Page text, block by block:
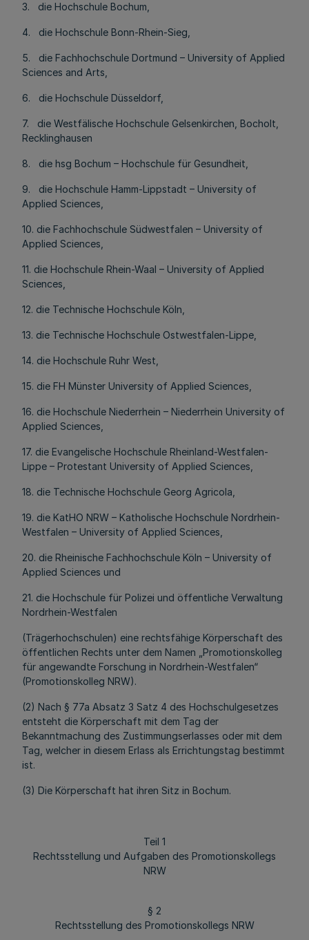
3. die Hochschule Bochum,
4. die Hochschule Bonn-Rhein-Sieg,
5. die Fachhochschule Dortmund – University of Applied
Sciences and Arts,
6. die Hochschule Düsseldorf,
7. die Westfälische Hochschule Gelsenkirchen, Bocholt,
Recklinghausen
8. die hsg Bochum – Hochschule für Gesundheit,
9. die Hochschule Hamm-Lippstadt – University of
Applied Sciences,
10. die Fachhochschule Südwestfalen – University of
Applied Sciences,
11. die Hochschule Rhein-Waal – University of Applied
Sciences,
12. die Technische Hochschule Köln,
13. die Technische Hochschule Ostwestfalen-Lippe,
14. die Hochschule Ruhr West,
15. die FH Münster University of Applied Sciences,
16. die Hochschule Niederrhein – Niederrhein University of
Applied Sciences,
17. die Evangelische Hochschule Rheinland-Westfalen-
Lippe – Protestant University of Applied Sciences,
18. die Technische Hochschule Georg Agricola,
19. die KatHO NRW – Katholische Hochschule Nordrhein-
Westfalen – University of Applied Sciences,
20. die Rheinische Fachhochschule Köln – University of
Applied Sciences und
21. die Hochschule für Polizei und öffentliche Verwaltung
Nordrhein-Westfalen
(Trägerhochschulen) eine rechtsfähige Körperschaft des
öffentlichen Rechts unter dem Namen „Promotionskolleg
für angewandte Forschung in Nordrhein-Westfalen“
(Promotionskolleg NRW).
(2) Nach § 77a Absatz 3 Satz 4 des Hochschulgesetzes
entsteht die Körperschaft mit dem Tag der
Bekanntmachung des Zustimmungserlasses oder mit dem
Tag, welcher in diesem Erlass als Errichtungstag bestimmt
ist.
(3) Die Körperschaft hat ihren Sitz in Bochum.
Teil 1
Rechtsstellung und Aufgaben des Promotionskollegs
NRW
§ 2
Rechtsstellung des Promotionskollegs NRW